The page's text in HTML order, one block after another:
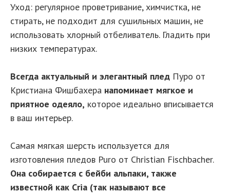
Уход: регулярное проветривание, химчистка, не
стирать, не подходит для сушильных машин, не
использовать хлорный отбеливатель. Гладить при
низких температурах.
Всегда актуальный и элегантный плед Пуро от
Кристиана Фишбахера напоминает мягкое и
приятное одеяло, которое идеально вписывается
в ваш интерьер.
Самая мягкая шерсть используется для
изготовления пледов Puro от Christian Fischbacher.
Она собирается с бейби альпаки, также
известной как Cria (так называют все